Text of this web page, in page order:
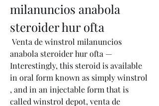
milanuncios anabola
steroider hur ofta
anabola steroider hur ofta —
Interestingly, this steroid is available
in oral form known as simply winstrol
, and in an injectable form that is
called winstrol depot, venta de